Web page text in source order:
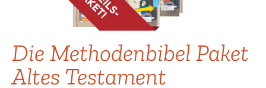
Die Methodenbibel Paket
Altes Testament